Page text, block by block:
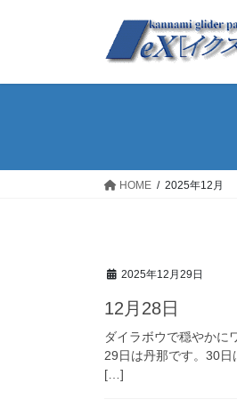
HOME 2025年12月
2025年12月29日
12月28日
ダイラボウで穏やかに
29日は丹那です。30
[…]